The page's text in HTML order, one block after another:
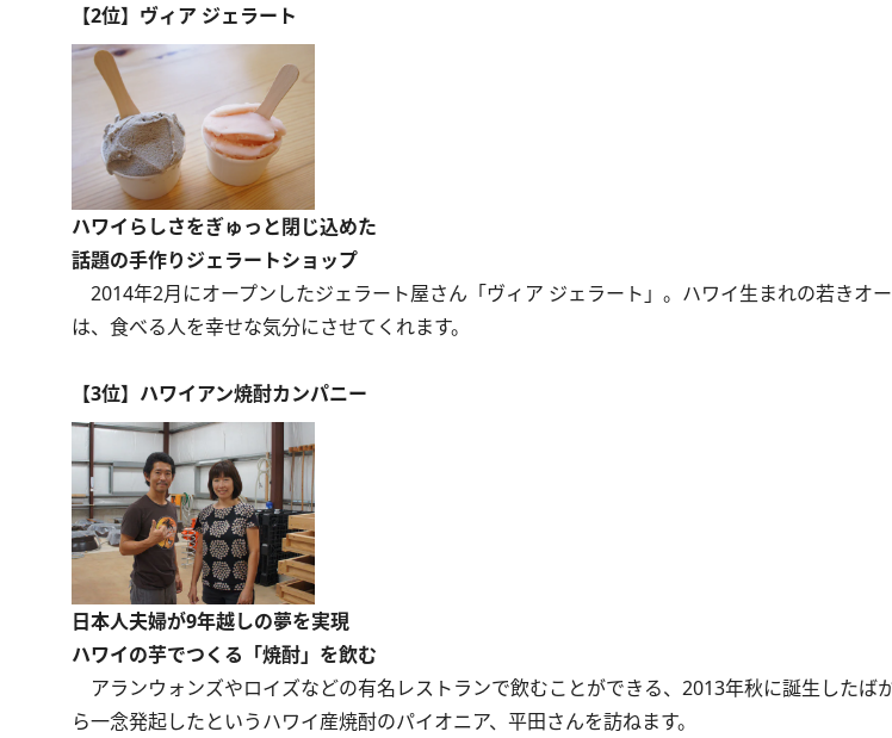
【2位】ヴィア ジェラート
ハワイらしさをぎゅっと閉じ込めた
話題の手作りジェラートショップ
2014年2月にオープンしたジェラート屋さん「ヴィア ジェラート」。ハワイ生まれの若きオ
は、食べる人を幸せな気分にさせてくれます。
【3位】ハワイアン焼酎カンパニー
日本人夫婦が9年越しの夢を実現
ハワイの芋でつくる「焼酎」を飲む
アランウォンズやロイズなどの有名レストランで飲むことができる、2013年秋に誕生したば
ら一念発起したというハワイ産焼酎のパイオニア、平田さんを訪ねます。